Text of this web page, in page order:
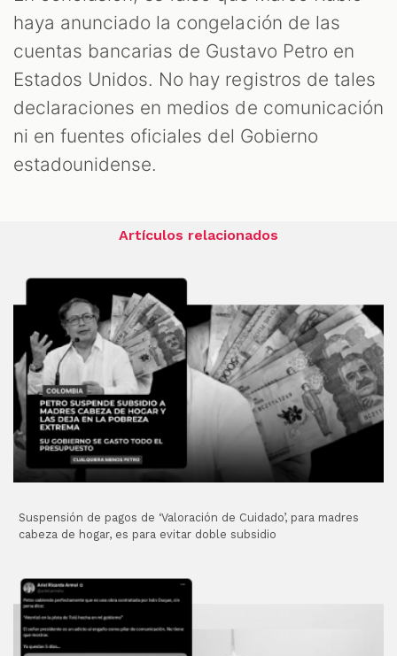
haya anunciado la congelación de las
cuentas bancarias de Gustavo Petro en
Estados Unidos. No hay registros de tales
declaraciones en medios de comunicación
ni en fuentes oficiales del Gobierno
estadounidense.
Artículos relacionados
Suspensión de pagos de ‘Valoración de Cuidado’, para madres
cabeza de hogar, es para evitar doble subsidio